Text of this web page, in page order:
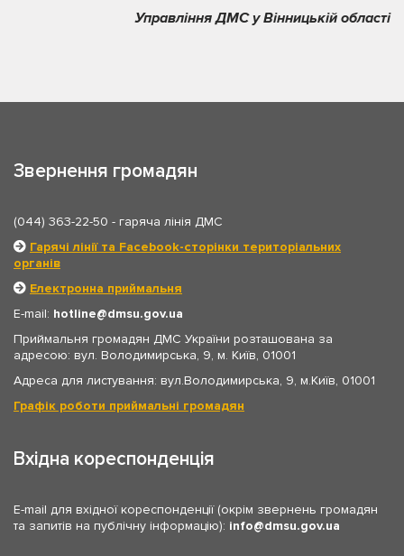
Управління ДМС у Вінницькій області
Звернення громадян
(044) 363-22-50 - гаряча лінія ДМС
Гарячі лінії та Facebook-сторінки територіальних
органів
Електронна приймальня
E-mail: hotline
dmsu.gov.ua
Приймальня громадян ДМС України розташована за
адресою: вул. Володимирська, 9, м. Київ, 01001
Адреса для листування: вул.Володимирська, 9, м.Київ, 01001
Графік роботи приймальні громадян
Вхідна кореспонденція
E-mail для вхідної кореспонденції (окрім звернень громадян
та запитів на публічну інформацію): info dmsu.gov.ua